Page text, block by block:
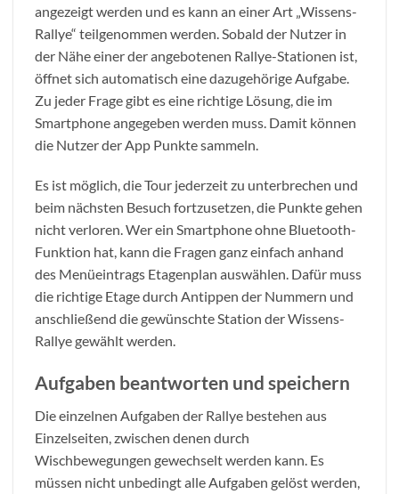
angezeigt werden und es kann an einer Art „Wissens-
Rallye“ teilgenommen werden. Sobald der Nutzer in
der Nähe einer der angebotenen Rallye-Stationen ist,
öffnet sich automatisch eine dazugehörige Aufgabe.
Zu jeder Frage gibt es eine richtige Lösung, die im
Smartphone angegeben werden muss. Damit können
die Nutzer der App Punkte sammeln.
Es ist möglich, die Tour jederzeit zu unterbrechen und
beim nächsten Besuch fortzusetzen, die Punkte gehen
nicht verloren. Wer ein Smartphone ohne Bluetooth-
Funktion hat, kann die Fragen ganz einfach anhand
des Menüeintrags Etagenplan auswählen. Dafür muss
die richtige Etage durch Antippen der Nummern und
anschließend die gewünschte Station der Wissens-
Rallye gewählt werden.
Aufgaben beantworten und speichern
Die einzelnen Aufgaben der Rallye bestehen aus
Einzelseiten, zwischen denen durch
Wischbewegungen gewechselt werden kann. Es
müssen nicht unbedingt alle Aufgaben gelöst werden,